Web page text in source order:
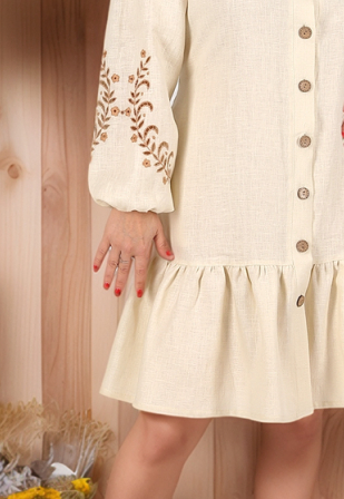
из льна
салфетки | народный стиль
из льна в наборах
белье из льна и хлопка
белье из льна с вышивкой
белье из хлопка с вышивкой
лен хлопок
подарочные
мягкие игрушки из льна
в карман пиджака
для кухни
варежка
женские
грелки
мужские для кухни
| для каравая | венчания |
Новогодний декор
для творчества